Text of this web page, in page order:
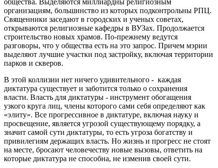
организациям, большинство из которых подконтрольны РПЦ.
Священники заседают в городских и ученых советах,
открываются религиозные кафедры в ВУЗах. Продолжается
строительство новых храмов. По-прежнему ведутся
разговоры, что у общества есть на это запрос. Причем мэрии
выделяют лучшие участки под застройку, включая территории
парков и скверов.
В этой коллизии нет ничего удивительного - каждая
диктатура существует и заботится только о сохранения
власти. Власть для диктатуры - инструмент обогащения
узкого круга лиц, члены которого сами себя определяют как
«элиту». Все прогрессивное в диктатуре, включая науку и
просвещение, является угрозой существующему порядку, а
значит самой сути диктатуры, то есть угроза богатству и
привилегиям держащих власть. Но жизнь и прогресс не стоят
на месте, бросают человечеству новые вызовы, ответить на
которые диктатура не способна, не изменив своей сути.